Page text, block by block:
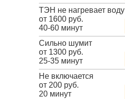
ТЭН не нагревает воду
от 1600 руб.
40-60 минут
Сильно шумит
от 1300 руб.
25-35 минут
Не включается
от 200 руб.
20 минут